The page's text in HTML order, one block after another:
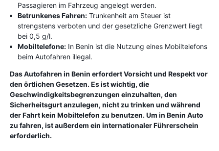
Passagieren im Fahrzeug angelegt werden.
Betrunkenes Fahren: Trunkenheit am Steuer ist
strengstens verboten und der gesetzliche Grenzwert liegt
bei 0,5 g/l.
Mobiltelefone: In Benin ist die Nutzung eines Mobiltelefons
beim Autofahren illegal.
Das Autofahren in Benin erfordert Vorsicht und Respekt vor
den örtlichen Gesetzen. Es ist wichtig, die
Geschwindigkeitsbegrenzungen einzuhalten, den
Sicherheitsgurt anzulegen, nicht zu trinken und während
der Fahrt kein Mobiltelefon zu benutzen. Um in Benin Auto
zu fahren, ist außerdem ein internationaler Führerschein
erforderlich.